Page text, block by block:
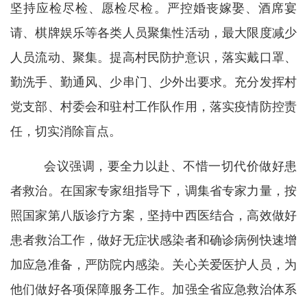
坚持应检尽检、愿检尽检。严控婚丧嫁娶、酒席宴
请、棋牌娱乐等各类人员聚集性活动，最大限度减少
人员流动、聚集。提高村民防护意识，落实戴口罩、
勤洗手、勤通风、少串门、少外出要求。充分发挥村
党支部、村委会和驻村工作队作用，落实疫情防控责
任，切实消除盲点。
会议强调，要全力以赴、不惜一切代价做好患
者救治。在国家专家组指导下，调集省专家力量，按
照国家第八版诊疗方案，坚持中西医结合，高效做好
患者救治工作，做好无症状感染者和确诊病例快速增
加应急准备，严防院内感染。关心关爱医护人员，为
他们做好各项保障服务工作。加强全省应急救治体系